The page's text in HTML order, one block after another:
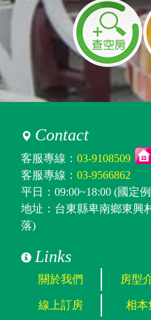
Contact
客服專線： 03-9108509
客服專線： 03-9566862
平日：09:00~18:00 (國定
地址：台東縣卑南鄉東興
落)
Links
關於我們 房型
線上訂房 相本